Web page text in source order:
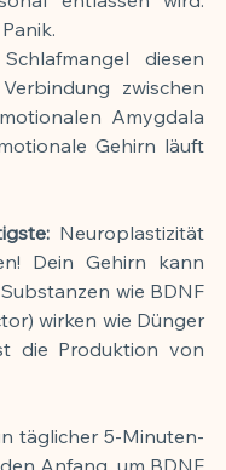
diesen
zwischen
Amygdala
Gehirn läuft
Neuroplastizität
Dein Gehirn kann
wie BDNF
wirken wie Dünger
die Produktion von
täglicher 5-Minuten-
Anfang, um BDNF